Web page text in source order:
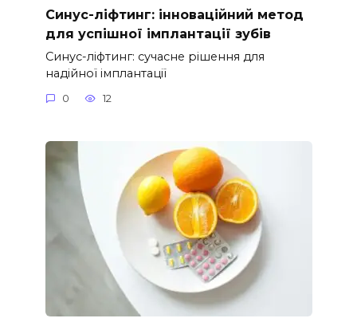
Синус-ліфтинг: інноваційний метод
для успішної імплантації зубів
Синус-ліфтинг: сучасне рішення для
надійної імплантації
0 12